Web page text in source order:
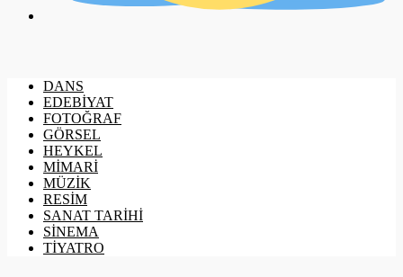
DANS
EDEBİYAT
FOTOĞRAF
GÖRSEL
HEYKEL
MİMARİ
MÜZİK
RESİM
SANAT TARİHİ
SİNEMA
TİYATRO